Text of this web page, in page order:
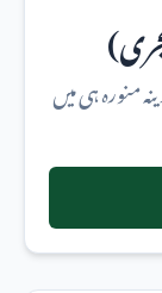
منورہ ہی میں